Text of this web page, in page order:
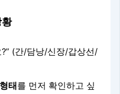
황
(간/담낭/신장/갑상선/
형태 를 먼저 확인하고 싶